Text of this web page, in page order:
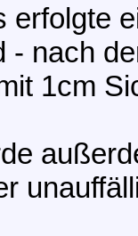
erfolgte
- nach
1cm